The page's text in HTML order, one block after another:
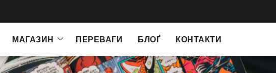
МАГАЗИН ПЕРЕВАГИ БЛОҐ КОНТАКТИ